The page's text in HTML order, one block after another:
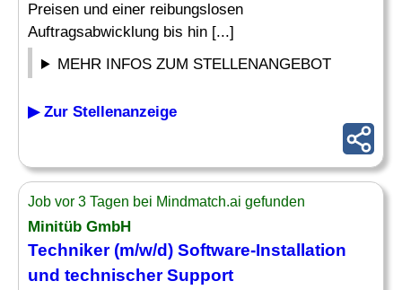
Preisen und einer reibungslosen
Auftragsabwicklung bis hin [...]
MEHR INFOS ZUM STELLENANGEBOT
▶ Zur Stellenanzeige
Job vor 3 Tagen bei Mindmatch.ai gefunden
Minitüb GmbH
Techniker (m/w/d) Software-Installation
und technischer Support